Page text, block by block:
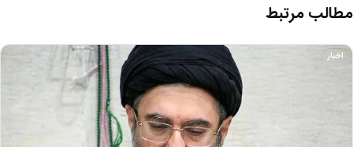
مطالب مرتبط
اخبار